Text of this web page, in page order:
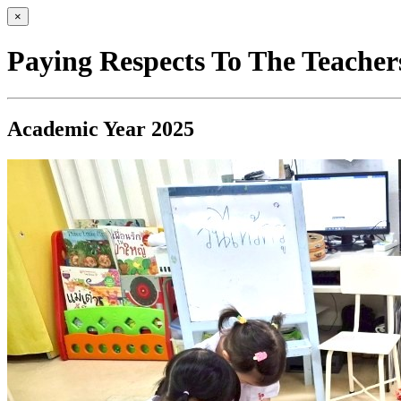
×
Paying Respects To The
Academic Year 2025